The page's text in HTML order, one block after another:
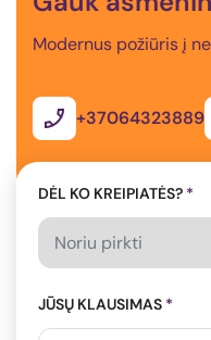
Modernus požiūris į
+37064323889
DĖL KO KREIPIATĖS? *
JŪSŲ KLAUSIMAS *